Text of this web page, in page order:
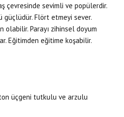
çevresinde sevimli ve popülerdir.
güçlüdür. Flört etmeyi sever.
olabilir. Parayı zihinsel doyum
Eğitimden eğitime koşabilir.
üçgeni tutkulu ve arzulu